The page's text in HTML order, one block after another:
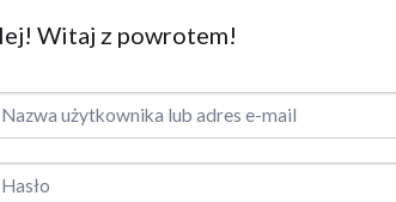
Witaj z powrotem!